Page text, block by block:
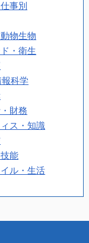
事別
物生物
・衛生
報科学
財務
ス・知識
能
ル・生活